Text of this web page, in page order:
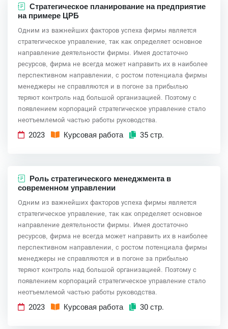
Стратегическое планирование на предприятие
на примере ЦРБ
Одним из важнейших факторов успеха фирмы является
стратегическое управление, так как определяет основное
направление деятельности фирмы. Имея достаточно
ресурсов, фирма не всегда может направить их в наиболее
перспективном направлении, с ростом потенциала фирмы
менеджеры не справляются и в погоне за прибылью
теряют контроль над большой организацией. Поэтому с
появлением корпораций стратегическое управление стало
неотъемлемой частью работы руководства.
2023 Курсовая работа 35 стр.
Роль стратегического менеджмента в
современном управлении
Одним из важнейших факторов успеха фирмы является
стратегическое управление, так как определяет основное
направление деятельности фирмы. Имея достаточно
ресурсов, фирма не всегда может направить их в наиболее
перспективном направлении, с ростом потенциала фирмы
менеджеры не справляются и в погоне за прибылью
теряют контроль над большой организацией. Поэтому с
появлением корпораций стратегическое управление стало
неотъемлемой частью работы руководства.
2023 Курсовая работа 30 стр.